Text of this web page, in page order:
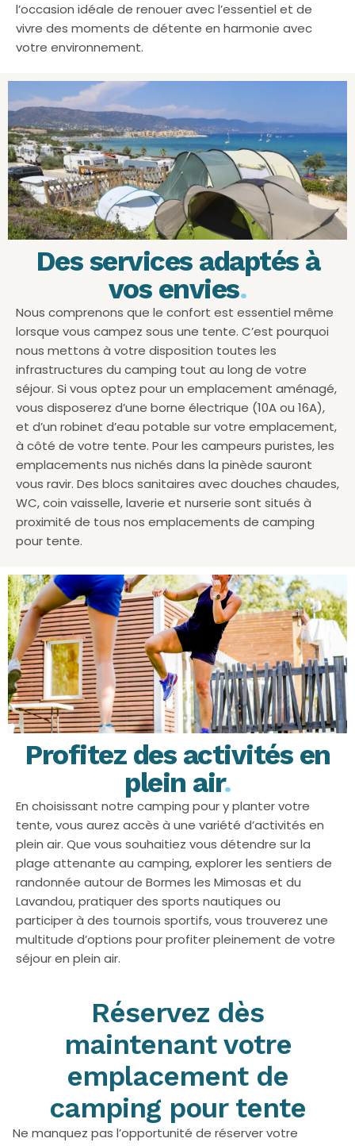
l’occasion idéale de renouer avec l’essentiel et de
vivre des moments de détente en harmonie avec
votre environnement.
Des services adaptés à
vos envies.
Nous comprenons que le confort est essentiel même
lorsque vous campez sous une tente. C’est pourquoi
nous mettons à votre disposition toutes les
infrastructures du camping tout au long de votre
séjour. Si vous optez pour un emplacement aménagé,
vous disposerez d’une borne électrique (10A ou 16A),
et d’un robinet d’eau potable sur votre emplacement,
à côté de votre tente. Pour les campeurs puristes, les
emplacements nus nichés dans la pinède sauront
vous ravir. Des blocs sanitaires avec douches chaudes,
WC, coin vaisselle, laverie et nurserie sont situés à
proximité de tous nos emplacements de camping
pour tente.
Profitez des activités en
plein air.
En choisissant notre camping pour y planter votre
tente, vous aurez accès à une variété d’activités en
plein air. Que vous souhaitiez vous détendre sur la
plage attenante au camping, explorer les sentiers de
randonnée autour de Bormes les Mimosas et du
Lavandou, pratiquer des sports nautiques ou
participer à des tournois sportifs, vous trouverez une
multitude d’options pour profiter pleinement de votre
séjour en plein air.
Réservez dès
maintenant votre
emplacement de
camping pour tente
Ne manquez pas l’opportunité de réserver votre